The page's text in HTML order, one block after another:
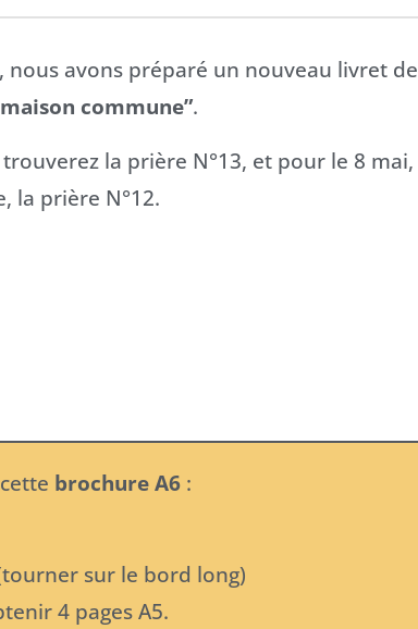
nous avons préparé un nouveau livret de
commune”.
la prière N°13, et pour le 8 mai,
la prière N°12.
brochure A6 :
sur le bord long)
4 pages A5.